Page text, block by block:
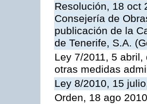
Resolución, 18 oct
Consejería de
publicación de la
de Tenerife, S.A.
Ley 7/2011, 5
otras medidas
Ley 8/2010, 15
Orden, 18 ago